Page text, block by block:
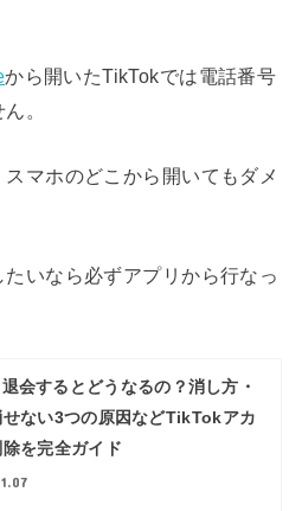
から開いたTikTokでは電話番号
。
マホのどこから開いてもダメ
いなら必ずアプリから行なっ
退会するとどうなるの？消し方・
せない3つの原因などTikTokアカ
を完全ガイド